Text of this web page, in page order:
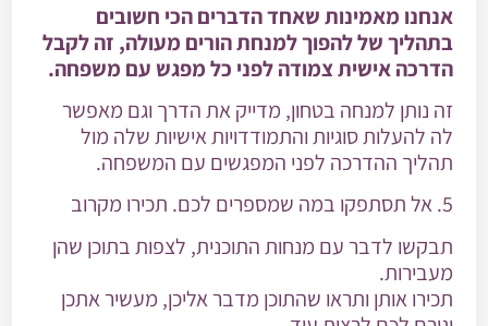
אנחנו מאמינות שאחד הדברים הכי חשובים
בתהליך של להפוך למנחת הורים מעולה, זה לקבל
הדרכה אישית צמודה לפני כל מפגש עם משפחה.
זה נותן למנחה בטחון, מדייק את הדרך וגם מאפשר
לה להעלות סוגיות והתמודדויות אישיות שלה מול
תהליך ההדרכה לפני המפגשים עם המשפחה.
5. אל תסתפקו במה שמספרים לכם. תכירו מקרוב
תבקשו לדבר עם מנחות התוכנית, לצפות בתוכן שהן
מעבירות.
תכירו אותן ותראו שהתוכן מדבר אליכן, מעשיר אתכן